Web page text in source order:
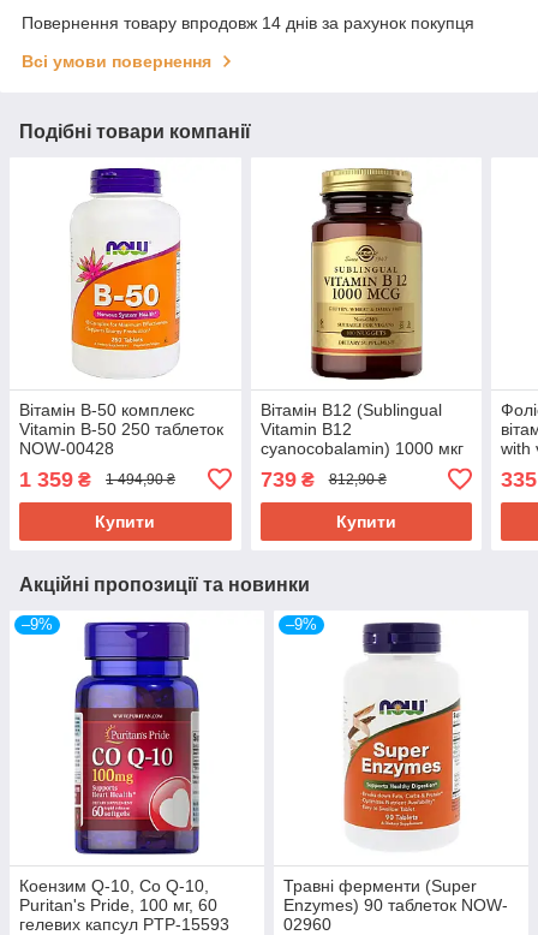
Повернення товару впродовж 14 днів за рахунок покупця
Всі умови повернення
Подібні товари компанії
Вітамін В-50 комплекс
Vitamin B-50 250 таблеток
NOW-00428
1 359 ₴ 1 494,90 ₴
Купити
Вітамін В12 (Sublingual
Vitamin В12
cyanocobalamin) 1000 мкг
100 таблеток SOL-03229
739₴ 812,90 ₴
Купити
with
335
Акційні пропозиції та новинки
–9%
Коензим Q-10, Co Q-10,
Puritan's Pride, 100 мг, 60
гелевих капсул PTP-15593
–9%
Травні ферменти (Super
Enzymes) 90 таблеток NOW-
02960